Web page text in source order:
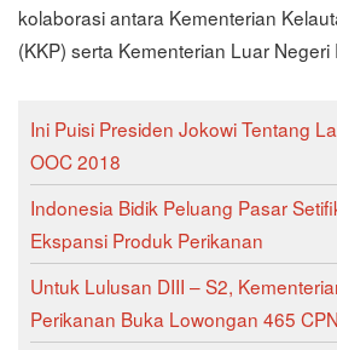
kolaborasi antara Kementerian
(KKP) serta Kementerian Luar
Ini Puisi Presiden Jokowi Tentang
OOC 2018
Indonesia Bidik Peluang Pasar
Ekspansi Produk Perikanan
Untuk Lulusan DIII – S2,
Perikanan Buka Lowongan 465